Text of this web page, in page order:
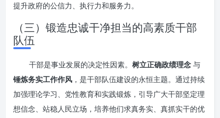
提升政府的公信力、执行力和服务力。
（三）锻造忠诚干净担当的高素质干部
队伍
干部是事业发展的决定性因素。 树立正确政绩理念 与
锤炼务实工作作风 ，是干部队伍建设的永恒主题。通过持续
加强理论学习、党性教育和实践锻炼，引导广大干部坚定理
想信念、站稳人民立场，培养他们求真务实、真抓实干的优